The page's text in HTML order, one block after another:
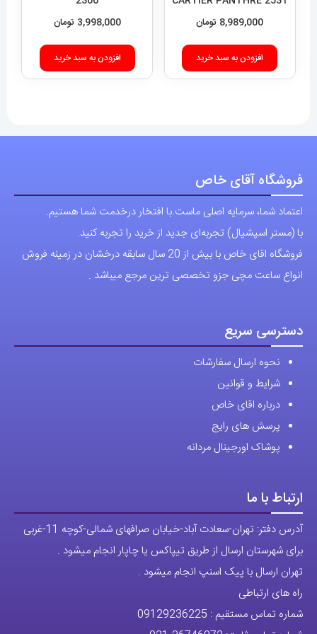
محصول
شوند
شوند
8,989,000 تومان
افزودن به سبد خرید
3,998,000 تومان
افزودن به سبد خرید
فروشگاه آقای خاص
اعتماد شما، سرمایه اصلی ماست.با افتخار درخدمت شما هستیم.
با (مستر اسپشیال) تجربه‌ای جدید از خرید را تجربه کنید.
فروشگاه اقای خاص با بیش از 20 سال سابقه درخشان در زمینه فروش
انواع ساعت مچی جزو تخصصی ترین مرجع میباشد .
دسترسی سریع
نحوه ارسال سفارشات
شرایط و قوانین
درباره اقای خاص
پرسش های رایج
پوشاک اورجینال مردانه
ارتباط با ما
آدرس دفتر: تهران-سعادت آباد-خیابان صرافهای شمالی-کوچه 11-غربی
برای شهرستان ارسال از طریق تیپاکس یا چاپار انجام میشود .
تهران ارسال با پیک اسنپ انجام میشود .
راه های ارتباطی
شماره تماس مستقیم : 09129236225